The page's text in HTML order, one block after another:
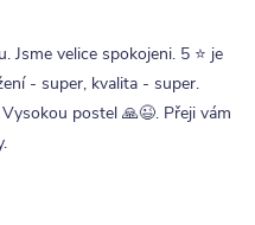
Jsme velice spokojeni. 5 ⭐ je
- super, kvalita - super.
postel 🙏😉. Přeji vám